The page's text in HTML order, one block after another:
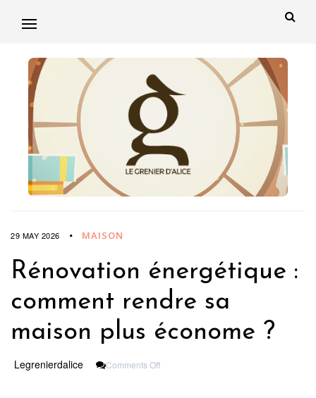
29 MAY 2026 MAISON
Rénovation énergétique :
comment rendre sa
maison plus économe ?
Legrenierdalice Comments OffOn